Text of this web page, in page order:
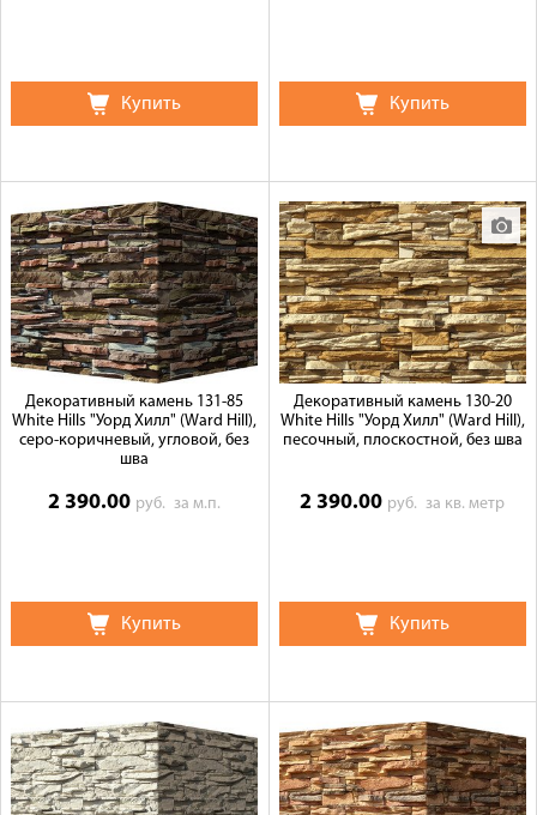
Купить Купить
Декоративный камень 131-85
White Hills "Уорд Хилл" (Ward Hill),
серо-коричневый, угловой, без
шва
2 390.00 руб.за м.п.
Купить
Декоративный камень 130-20
White Hills "Уорд Хилл" (Ward Hill),
песочный, плоскостной, без шва
2 390.00 руб.за кв. метр
Купить